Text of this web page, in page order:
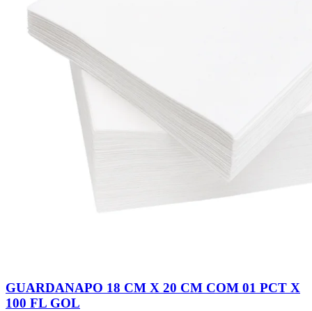
GUARDANAPO 18 CM X 20 CM COM 01 PCT X
100 FL GOL